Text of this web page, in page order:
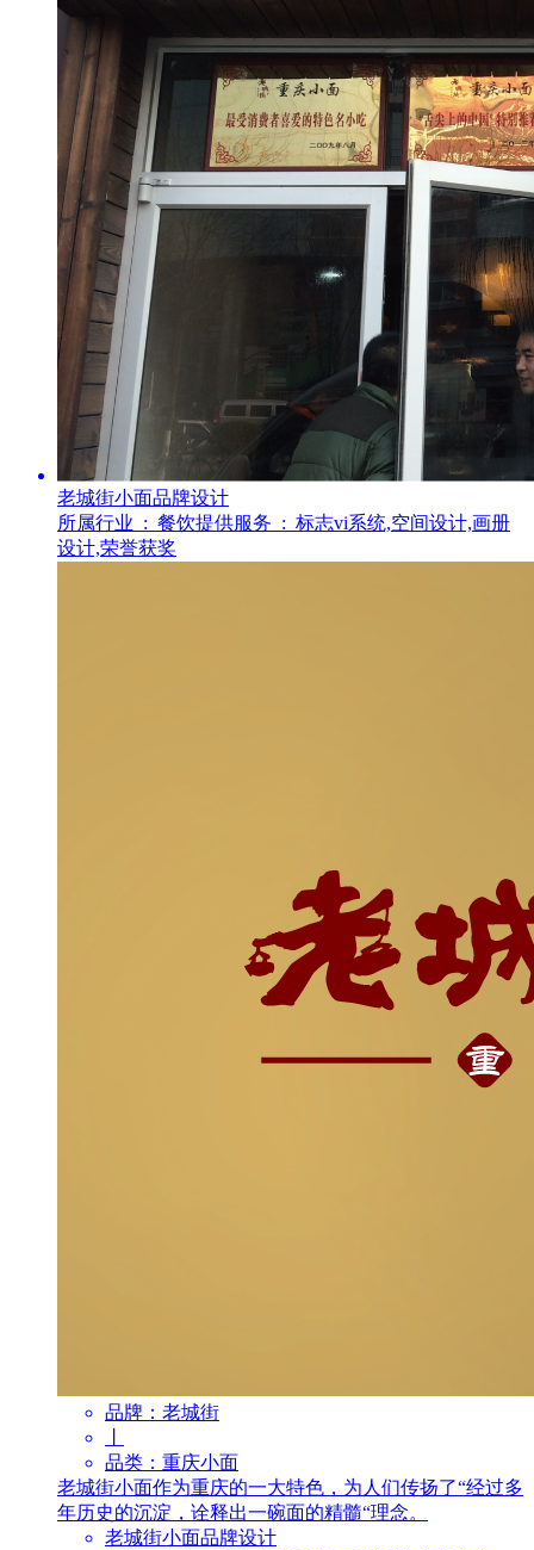
老城街小面品牌设计
所属行业 : 餐饮提供服务 : 标志vi系统,空间设计,画册
设计,荣誉获奖
品牌： 老城街
品类： 重庆小面
老城街小面作为重庆的一大特色，为人们传扬了“经过多
年历史的沉淀，诠释出一碗面的精髓“理念。
老城街小面品牌设计